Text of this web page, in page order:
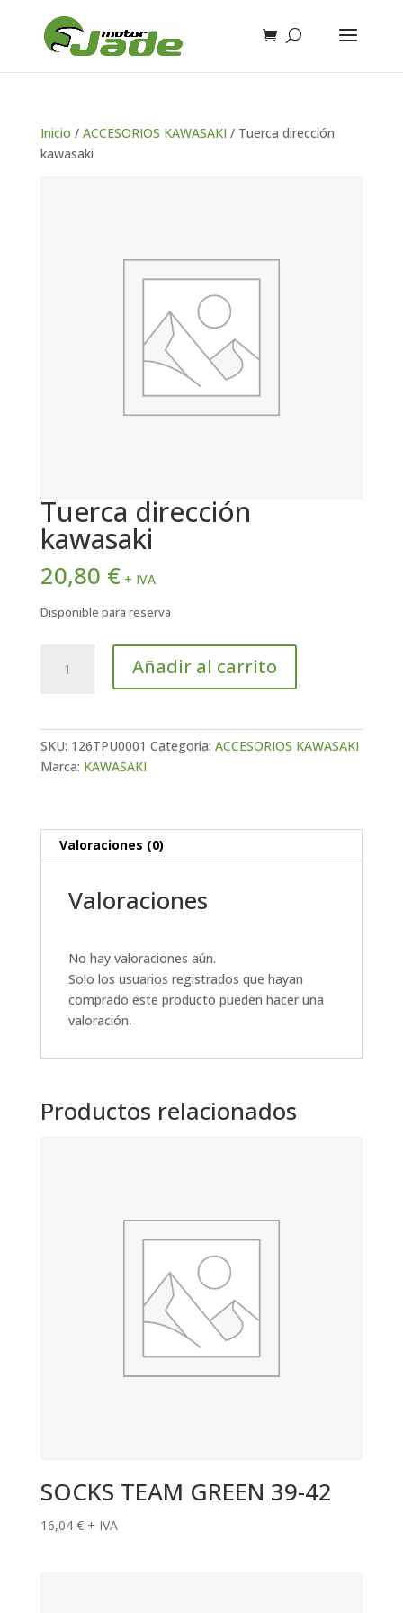
Inicio / ACCESORIOS KAWASAKI / Tuerca dirección
kawasaki
Tuerca dirección
kawasaki
20,80 € + IVA
Disponible para reserva
dirección
Añadir al carrito
SKU: 126TPU0001 Categoría: ACCESORIOS KAWASAKI
Marca: KAWASAKI
Valoraciones (0)
Valoraciones
No hay valoraciones aún.
Solo los usuarios registrados que hayan
comprado este producto pueden hacer una
valoración.
Productos relacionados
SOCKS TEAM GREEN 39-42
16,04 € + IVA